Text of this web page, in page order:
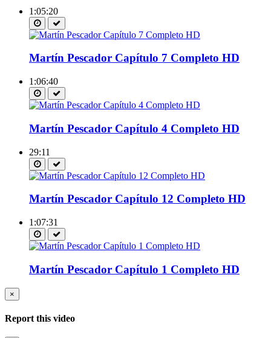
1:05:20
Martín Pescador Capítulo 7 Completo HD
1:06:40
Martín Pescador Capítulo 4 Completo HD
29:11
Martín Pescador Capítulo 12 Completo HD
1:07:31
Martín Pescador Capítulo 1 Completo HD
×
Report this video